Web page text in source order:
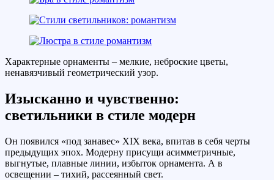
Характерные орнаменты – мелкие, неброские цветы,
ненавязчивый геометрический узор.
Изысканно и чувственно:
светильники в стиле модерн
Он появился «под занавес» XIX века, впитав в себя черты
предыдущих эпох. Модерну присущи асимметричные,
выгнутые, плавные линии, избыток орнамента. А в
освещении – тихий, рассеянный свет.